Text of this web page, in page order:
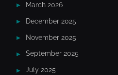
March 2026
December 2025
November 2025
September 2025
July 2025